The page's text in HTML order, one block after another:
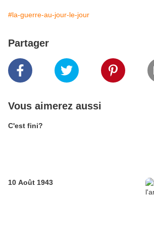
#la-guerre-au-jour-le-jour
Partager
Vous aimerez aussi
C'est fini?
10 Août 1943